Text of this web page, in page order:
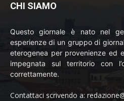
CHI SIAMO
Questo giornale è nato nel
esperienze di un gruppo di
eterogenea per provenienze ed
impegnata sul territorio con
correttamente.
Contattaci scrivendo a: